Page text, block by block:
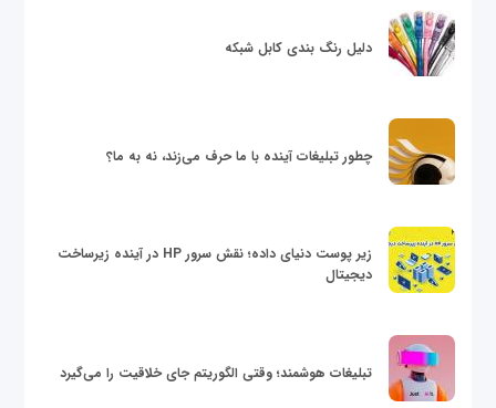
دلیل رنگ بندی کابل شبکه
چطور تبلیغات آینده با ما حرف می‌زند، نه به ما؟
زیر پوست دنیای داده؛ نقش سرور HP در آینده زیرساخت
دیجیتال
تبلیغات هوشمند؛ وقتی الگوریتم جای خلاقیت را می‌گیرد